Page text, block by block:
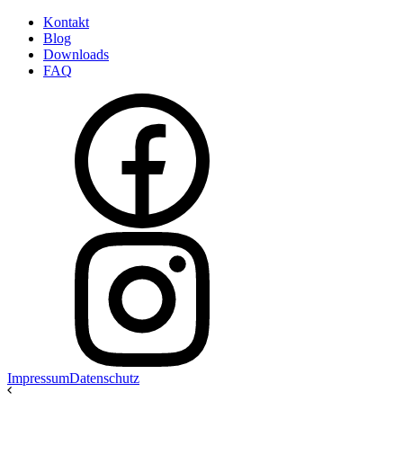
Kontakt
Blog
Downloads
FAQ
ImpressumDatenschutz